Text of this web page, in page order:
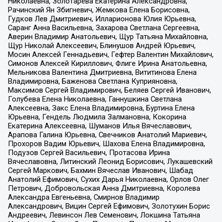
Рачинский Ян Збигневич, Жемкова Елена Борисовна,
Гудков Лев Дмитриевич, Илларионова Юлия Юрьевна,
Саранг Анна Васильевна, Захарова Светлана Сергеевна,
Аверин Владимир Анатольевич, Щур Татьяна Михайловна,
Щур Николай Алексеевич, Блинушов Андрей Юрьевич,
Мосин Алексей Геннадьевич, Гефтер Валентин Михайлович,
Симонов Алексей Кириллович, Флиге Ирина Анатольевна,
Мельникова Валентина Дмитриевна, Вититинова Елена
Владимировна, Баженова Светлана Куприяновна,
Максимов Сергей Владимирович, Беляев Сергей Иванович,
Голубева Елена Николаевна, Ганнушкина Светлана
Алексеевна, Закс Елена Владимировна, Буртина Елена
Юрьевна, Гендель Людмила Залмановна, Кокорина
Екатерина Алексеевна, Шуманов Илья Вячеславович,
Арапова Галина Юрьевна, Свечников Анатолий Мариевич,
Прохоров Вадим Юрьевич, Шахова Елена Владимировна,
Подузов Сергей Васильевич, Протасова Ирина
Вячеславовна, Литинский Леонид Борисович, Лукашевский
Сергей Маркович, Бахмин Вячеслав Иванович, Шабад
Анатолий Ефимович, Сухих Дарья Николаевна, Орлов Олег
Петрович, Добровольская Анна Дмитриевна, Королева
Александра Евгеньевна, Смирнов Владимир
Александрович, Вицин Сергей Ефимович, Золотухин Борис
Андреевич, Левинсон Лев Семенович, Локшина Татьяна